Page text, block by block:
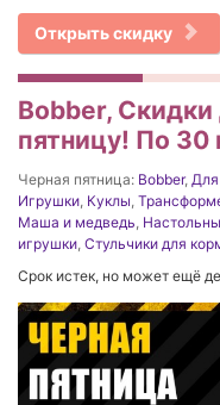
Открыть скидку
Bobber,
пятницу! По 30
Черная пятница: Bobber,
Игрушки Куклы
Маша и медведь
игрушки Стульчики для
Срок истек, но может ещё